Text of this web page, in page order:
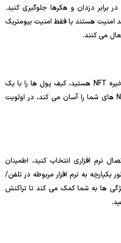
برابر دزدان و هکرها جلوگیری کنید.
امنیت هستند یا فقط امنیت بیومتریک
می کنند.
هنگامی که به دنبال مکانی برای ذخیره NFT هستید، کیف پول ها را با یک
رابط کاربری بصری که تعامل با NFT های شما را آسان می کند، در اولویت
نرم افزاری انتخاب کنید، اطمینان
به نرم افزار مربوطه در تلفن/
ها به شما کمک می کند تا تراکنش